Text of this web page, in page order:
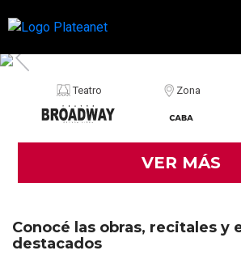
Teatro Zona
VER MÁS
Conocé las obras, recitales y
destacados